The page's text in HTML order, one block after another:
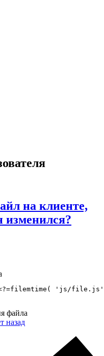
на клиенте,
изменился?
'js/
файла
назад